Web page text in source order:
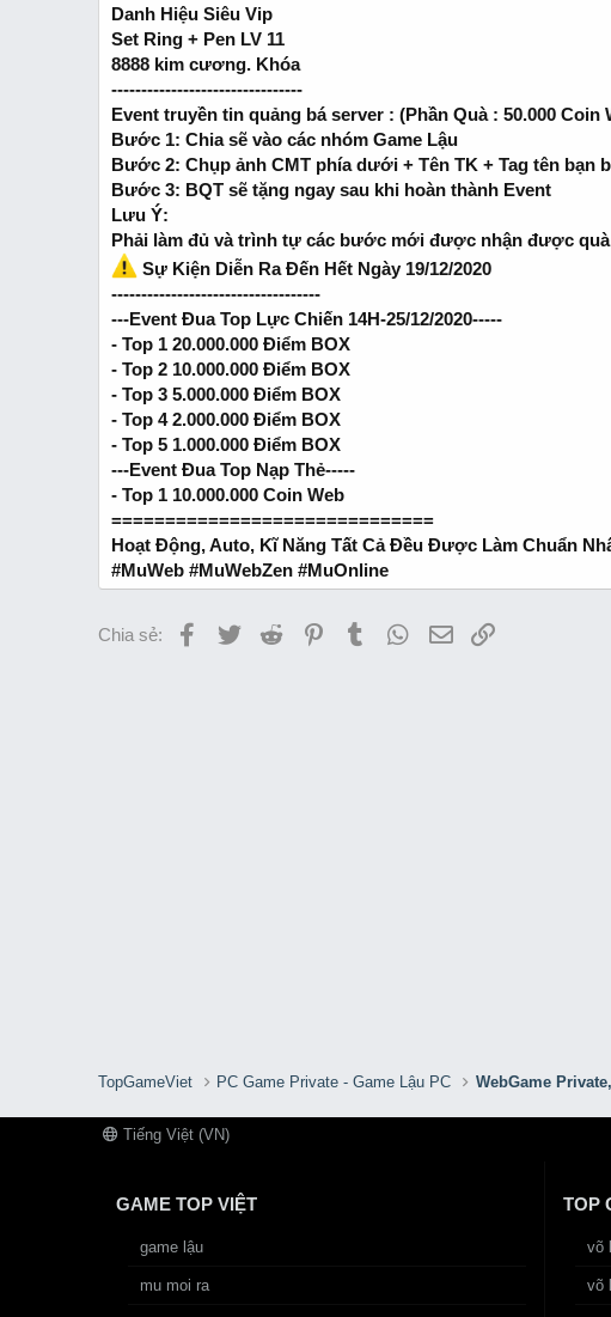
Danh Hiệu Siêu Vip
Set Ring + Pen LV 11
8888 kim cương. Khóa
--------------------------------
Event truyền tin quảng bá server : (Phần Quà : 50.000 Coin
Bước 1: Chia sẽ vào các nhóm Game Lậu
Bước 2: Chụp ảnh CMT phía dưới + Tên TK + Tag tên bạn
Bước 3: BQT sẽ tặng ngay sau khi hoàn thành Event
Lưu Ý:
Phải làm đủ và trình tự các bước mới được nhận được
Sự Kiện Diễn Ra Đến Hết Ngày 19/12/2020
-----------------------------------
---Event Đua Top Lực Chiến 14H-25/12/2020-----
- Top 1 20.000.000 Điểm BOX
- Top 2 10.000.000 Điểm BOX
- Top 3 5.000.000 Điểm BOX
- Top 4 2.000.000 Điểm BOX
- Top 5 1.000.000 Điểm BOX
---Event Đua Top Nạp Thẻ-----
- Top 1 10.000.000 Coin Web
==============================
Hoạt Động, Auto, Kĩ Năng Tất Cả Đều Được Làm Chuẩn
#MuWeb #MuWebZen #MuOnline
Chia sẻ: Facebook
TwitterReddit PinterestTumblr WhatsApp
EmailLink
TopGameViet PC Game Private - Game Lậu PC WebGame
Tiếng Việt (VN)
GAME TOP VIỆT
game lậu
mu moi ra
TOP
võ
võ